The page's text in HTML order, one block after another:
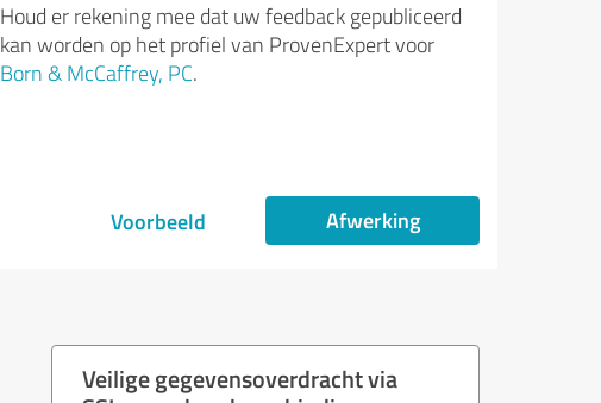
Houd er rekening mee dat uw feedback gepubliceerd
kan worden op het profiel van ProvenExpert voor
Born & McCaffrey, PC.
Voorbeeld Afwerking
Veilige gegevensoverdracht via